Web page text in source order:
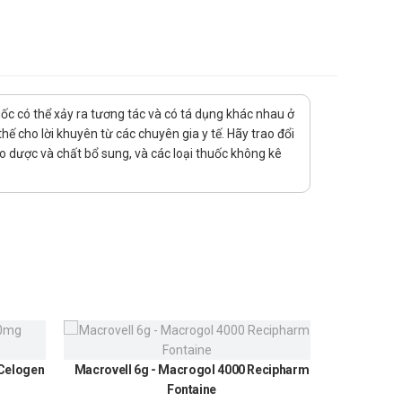
qua ruột trong 2 tuần điều trị đầu tiên sau đó tăng liều
của thuốc được thấy rõ ràng.
với một thuốc kháng viêm không Steroid hoặc thuốc
calci và magie vì chúng làm giảm hấp thu
chứng này có thể xuất hiện trong vài ngày điều trị đầu
có thể xảy ra tương tác và có tá dụng khác nhau ở
cho lời khuyên từ các chuyên gia y tế. Hãy trao đổi
và chất bổ sung, và các loại thuốc không kê
Macrovell 6g - Macrogol 4000 Recipharm
Fontaine